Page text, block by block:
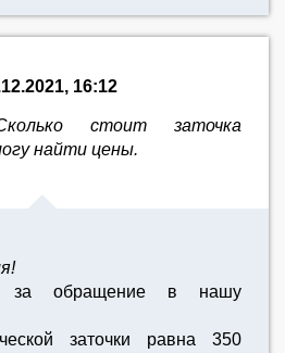
16:12
стоит заточка
найти цены.
за обращение в нашу
заточки равна 350